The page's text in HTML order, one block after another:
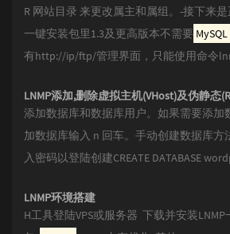
R 网站目录 来更改属主和属组。-接下来是
一键安装包里1.3及更高版本不需要 MySQL
有http://ip/ftp/管理界面，只能使用命令
LNMP添加,删除虚拟主机(VHost)及伪静态
添加数据库和数据库用户。如果需要添加
加数据库输入 n 回车。手动创建数据库方
入密码以登陆创建CREATE DATABASE
LNMP环境搭建
H工具登陆VPS或服务器 下载并安装LNMP